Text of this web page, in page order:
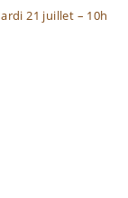
21 juillet – 10h